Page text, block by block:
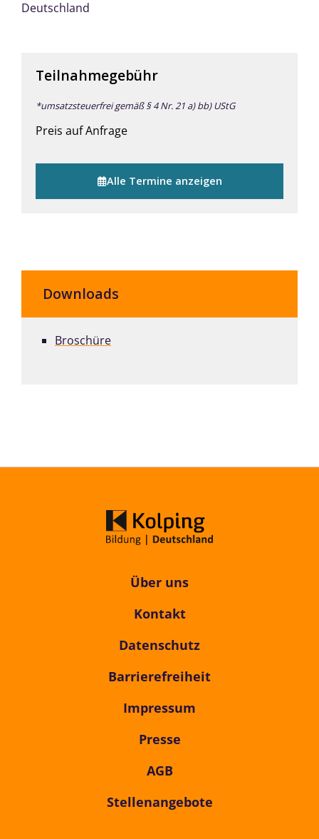
Deutschland
Teilnahmegebühr
*umsatzsteuerfrei gemäß § 4 Nr. 21 a) bb) UStG
Preis auf Anfrage
Alle Termine anzeigen
Downloads
Broschüre
Über uns
Kontakt
Datenschutz
Barrierefreiheit
Impressum
Presse
AGB
Stellenangebote